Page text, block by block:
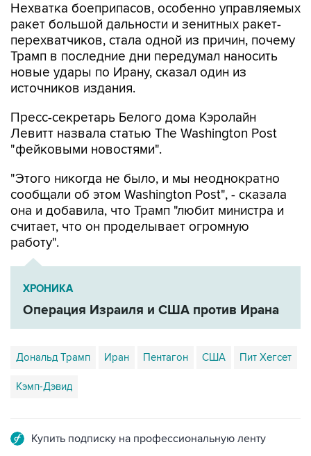
Нехватка боеприпасов, особенно управляемых
ракет большой дальности и зенитных ракет-
перехватчиков, стала одной из причин, почему
Трамп в последние дни передумал наносить
новые удары по Ирану, сказал один из
источников издания.
Пресс-секретарь Белого дома Кэролайн
Левитт назвала статью The Washington Post
"фейковыми новостями".
"Этого никогда не было, и мы неоднократно
сообщали об этом Washington Post", - сказала
она и добавила, что Трамп "любит министра и
считает, что он проделывает огромную
работу".
ХРОНИКА
Операция Израиля и США против Ирана
Дональд Трамп Иран Пентагон США Пит Хегсет
Кэмп-Дэвид
Купить подписку на профессиональную ленту